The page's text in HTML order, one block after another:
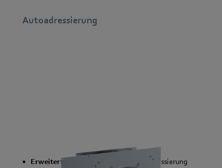
Autoadressierung
Erweiterte Funktionalität
zur Autoadressierung